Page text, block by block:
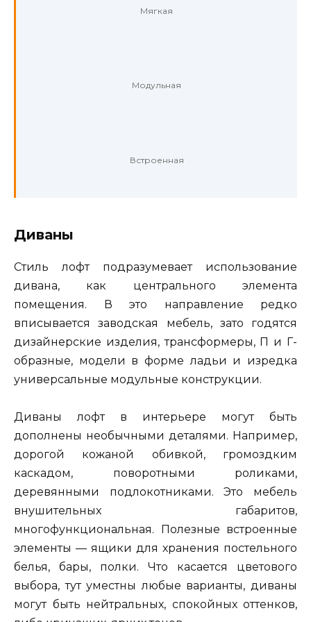
Мягкая
Модульная
Встроенная
Диваны
Стиль лофт подразумевает использование
дивана, как центрального элемента
помещения. В это направление редко
вписывается заводская мебель, зато годятся
дизайнерские изделия, трансформеры, П и Г-
образные, модели в форме ладьи и изредка
универсальные модульные конструкции.
Диваны лофт в интерьере могут быть
дополнены необычными деталями. Например,
дорогой кожаной обивкой, громоздким
каскадом, поворотными роликами,
деревянными подлокотниками. Это мебель
внушительных габаритов,
многофункциональная. Полезные встроенные
элементы — ящики для хранения постельного
белья, бары, полки. Что касается цветового
выбора, тут уместны любые варианты, диваны
могут быть нейтральных, спокойных оттенков,